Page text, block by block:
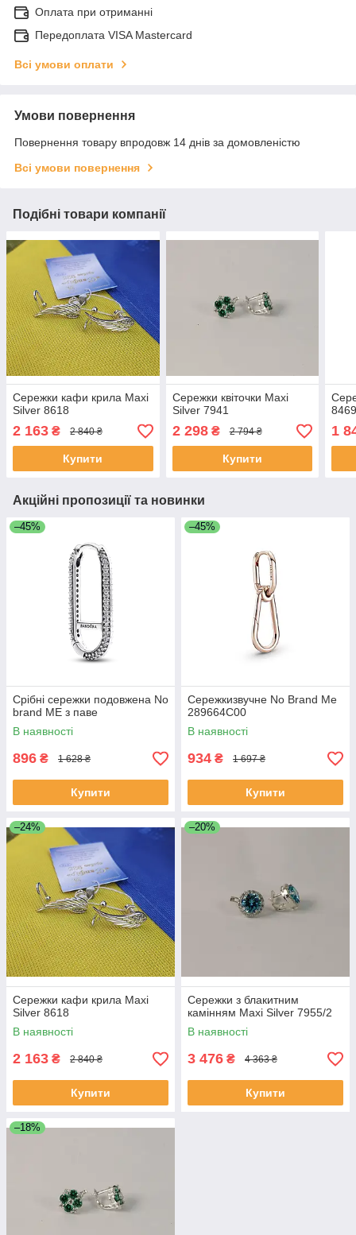
Оплата при отриманні
Передоплата VISA Mastercard
Всі умови оплати
Умови повернення
Повернення товару впродовж 14 днів за домовленістю
Всі умови повернення
Подібні товари компанії
Сережки кафи крила Maxi
Silver 8618
2 163 ₴ 2 840 ₴
Купити
Сережки квіточки Maxi
Silver 7941
2 298₴ 2 794 ₴
Купити
1
Акційні пропозиції та новинки
–45%
Срібні сережки подовжена No
brand ME з паве
В наявності
896 ₴ 1 628 ₴
Купити
–45%
Сережкизвучне No Brand Mе
289664C00
В наявності
934 ₴ 1 697 ₴
Купити
–24%
Сережки кафи крила Maxi
Silver 8618
В наявності
2 163 ₴ 2 840 ₴
Купити
–20%
Сережки з блакитним
камінням Maxi Silver 7955/2
В наявності
3 476 ₴ 4 363 ₴
Купити
–18%